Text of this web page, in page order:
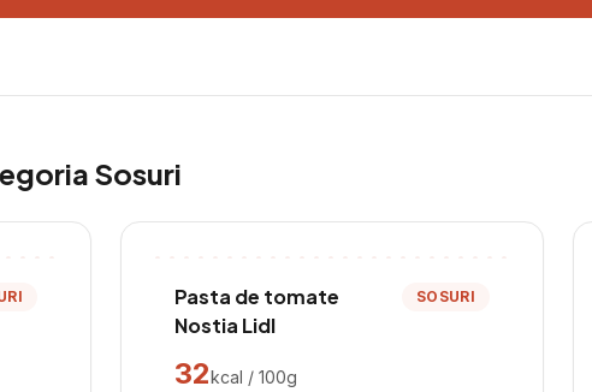
Sosuri
Pasta de tomate
Nostia Lidl
SOSURI
32kcal / 100g